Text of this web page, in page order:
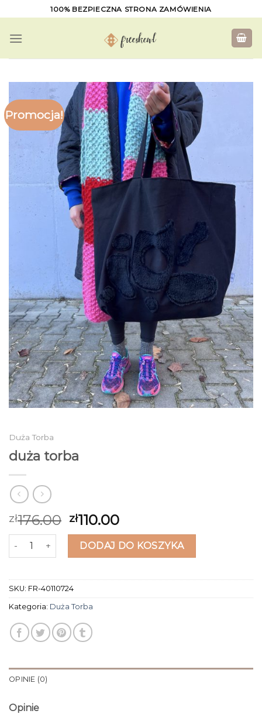
to
content
100% BEZPIECZNA STRONA ZAMÓWIENIA
Promocja!
Duża Torba
duża torba
zł176.00 zł110.00
ilość duża torba DODAJ DO KOSZYKA
SKU: FR-40110724
Kategoria: Duża Torba
OPINIE (0)
Opinie